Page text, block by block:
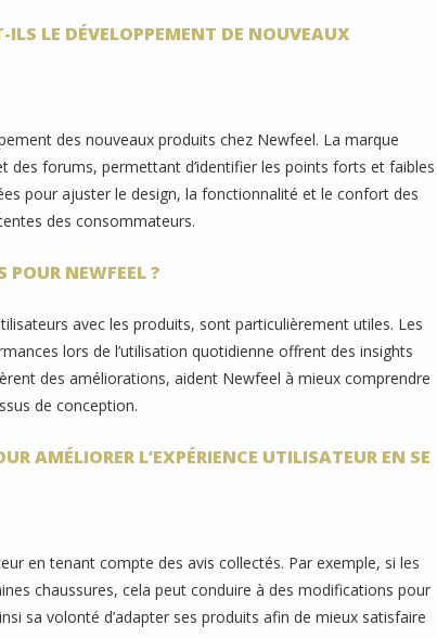
LE DÉVELOPPEMENT DE NOUVEAUX
des nouveaux produits chez Newfeel. La marque
des forums, permettant d’identifier les points forts et faibles
pour ajuster le design, la fonctionnalité et le confort des
des consommateurs.
POUR NEWFEEL ?
avec les produits, sont particulièrement utiles. Les
lors de l’utilisation quotidienne offrent des insights
des améliorations, aident Newfeel à mieux comprendre
de conception.
AMÉLIORER L’EXPÉRIENCE UTILISATEUR EN SE
en tenant compte des avis collectés. Par exemple, si les
chaussures, cela peut conduire à des modifications pour
sa volonté d’adapter ses produits afin de mieux satisfaire